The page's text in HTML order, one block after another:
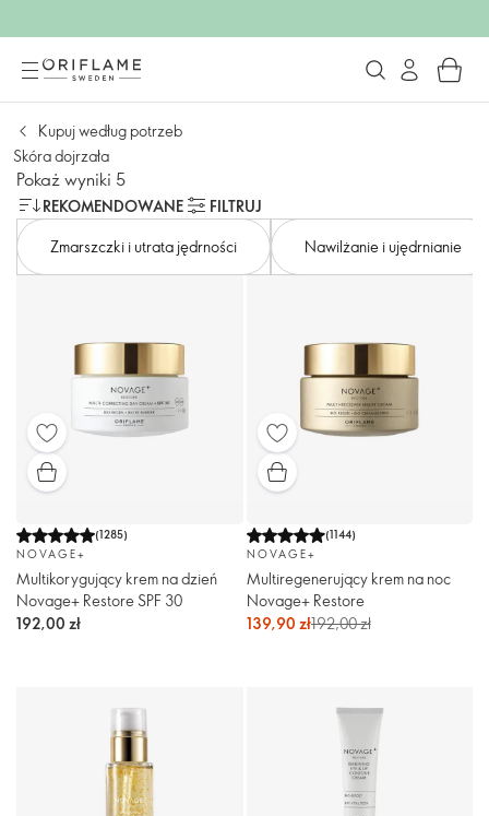
Kupuj według potrzeb
Skóra dojrzała
Pokaż wyniki 5
REKOMENDOWANE
FILTRUJ
Zmarszczki i utrata jędrności
Nawilżanie i ujędrnianie
(1285)
NOVAGE+
Multikorygujący krem na dzień
Novage+ Restore SPF 30
192,00 zł
(1144)
NOVAGE+
Multiregenerujący krem na noc
Novage+ Restore
139,90 zł192,00 zł